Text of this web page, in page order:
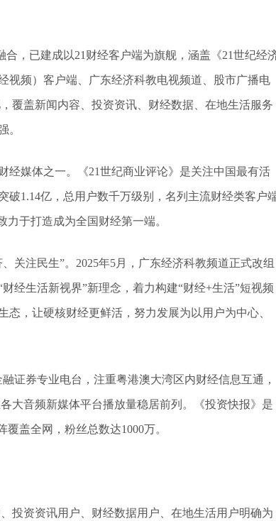
，已建成以21财经客户端为旗舰，涵盖《21世纪经
视频）客户端、广东经济科教电视频道、股市广播电
覆盖新闻内容、投资资讯、财经数据、在地生活服务
。
媒体之一。《21世纪商业评论》是关注中国最有活
破1.14亿，总用户数千万级别，名列主流财经类客户
于打造成为全国财经第一端。
关注民生”。2025年5月，广东经济科教频道正式改组
经生活新视界”新理念，着力构建“财经+生活”短视频
，让硬核财经更鲜活，努力发展为以用户为中心、
券专业电台，注重粤港澳大湾区内财经信息互通，
大音频新媒体平台播放量稳居前列。《投资快报》是
盖全网，粉丝总数达1000万。
资资讯用户、财经数据用户、在地生活用户明确为